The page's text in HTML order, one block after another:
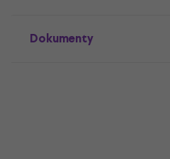
Dokumenty